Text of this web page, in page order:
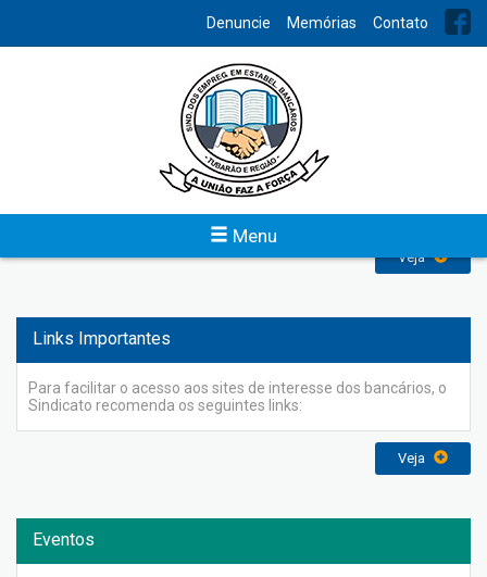
Denuncie Memórias Contato
Menu
A Sede Administrativa do Sindicato dos Bancários de Tubarão
e Região funciona de segunda a sexta-feira, das 8h00 às
18h00, disponibilizando atendimento pessoal aos bancários e
dependentes, assessoria jurídica, salão de beleza unissex,
Veja
Links Importantes
Para facilitar o acesso aos sites de interesse dos bancários, o
Sindicato recomenda os seguintes links:
Veja
Eventos